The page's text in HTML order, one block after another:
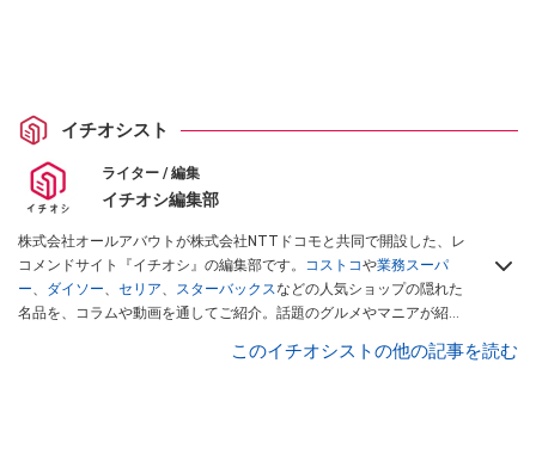
イチオシスト
ライター / 編集
イチオシ編集部
株式会社オールアバウトが株式会社NTTドコモと共同で開設した、レ
コメンドサイト『イチオシ』の編集部です。 コストコや業務スーパ
ー、 ダイソー、 セリア、 スターバックスなどの人気ショップの隠れた
名品を、コラムや動画を通してご紹介。話題のグルメやマニアが紹介
インフルエンサーが実際に使用してレビューしています。毎日トレン
このイチオシストの他の記事を読む